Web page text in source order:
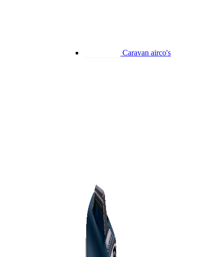
Caravan airco's